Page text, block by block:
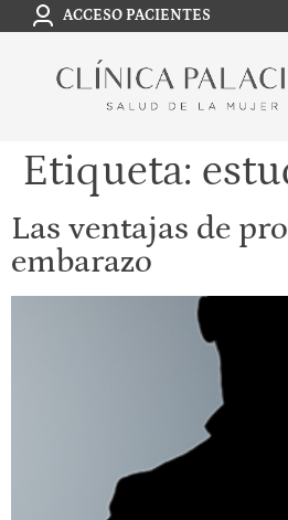
ACCESO PACIENTES
Etiqueta:
Las ventajas de
embarazo